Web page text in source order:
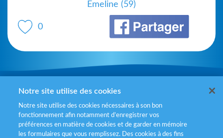
0
Emeline (59)
Mentions légales
Politiques de gestion des cookies
Politique données personnelles
Notre site utilise des cookies
Notre site utilise des cookies nécessaires à son bon
fonctionnement afin notamment d’enregistrer vos
préférences en matière de cookies et de garder en mémoire
les formulaires que vous remplissez. Des cookies à des fins